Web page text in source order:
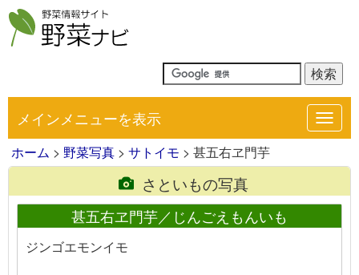
メインメニューを表示
ホーム > 野菜写真 > サトイモ > 甚五右ヱ門芋
さといもの写真
甚五右ヱ門芋／じんごえもんいも
ジンゴエモンイモ